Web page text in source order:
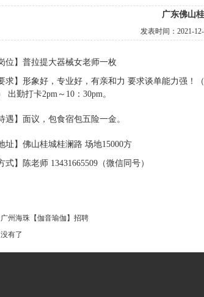
广东佛山
发表时间： 2021-
位】普拉提大器械女老师一枚
求】形象好，专业好，有亲和力 要求谈单能力强
出勤打卡2pm～10：30pm。
遇】面议，包食宿包五险一金。
址】佛山桂城桂澜路 场地15000方
式】陈老师 13431665509（微信同号）
广州海珠【伽音瑜伽】招聘
没有了